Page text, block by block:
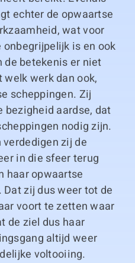
echter de opwaartse
wat voor
onbegrijpelijk is en ook
de betekenis er niet
werk dan ook,
scheppingen. Zij
bezigheid aardse, dat
nodig zijn.
verdedigen zij de
in die sfeer terug
haar opwaartse
zij dus weer tot de
voort te zetten waar
de ziel dus haar
altijd weer
voltooiing.